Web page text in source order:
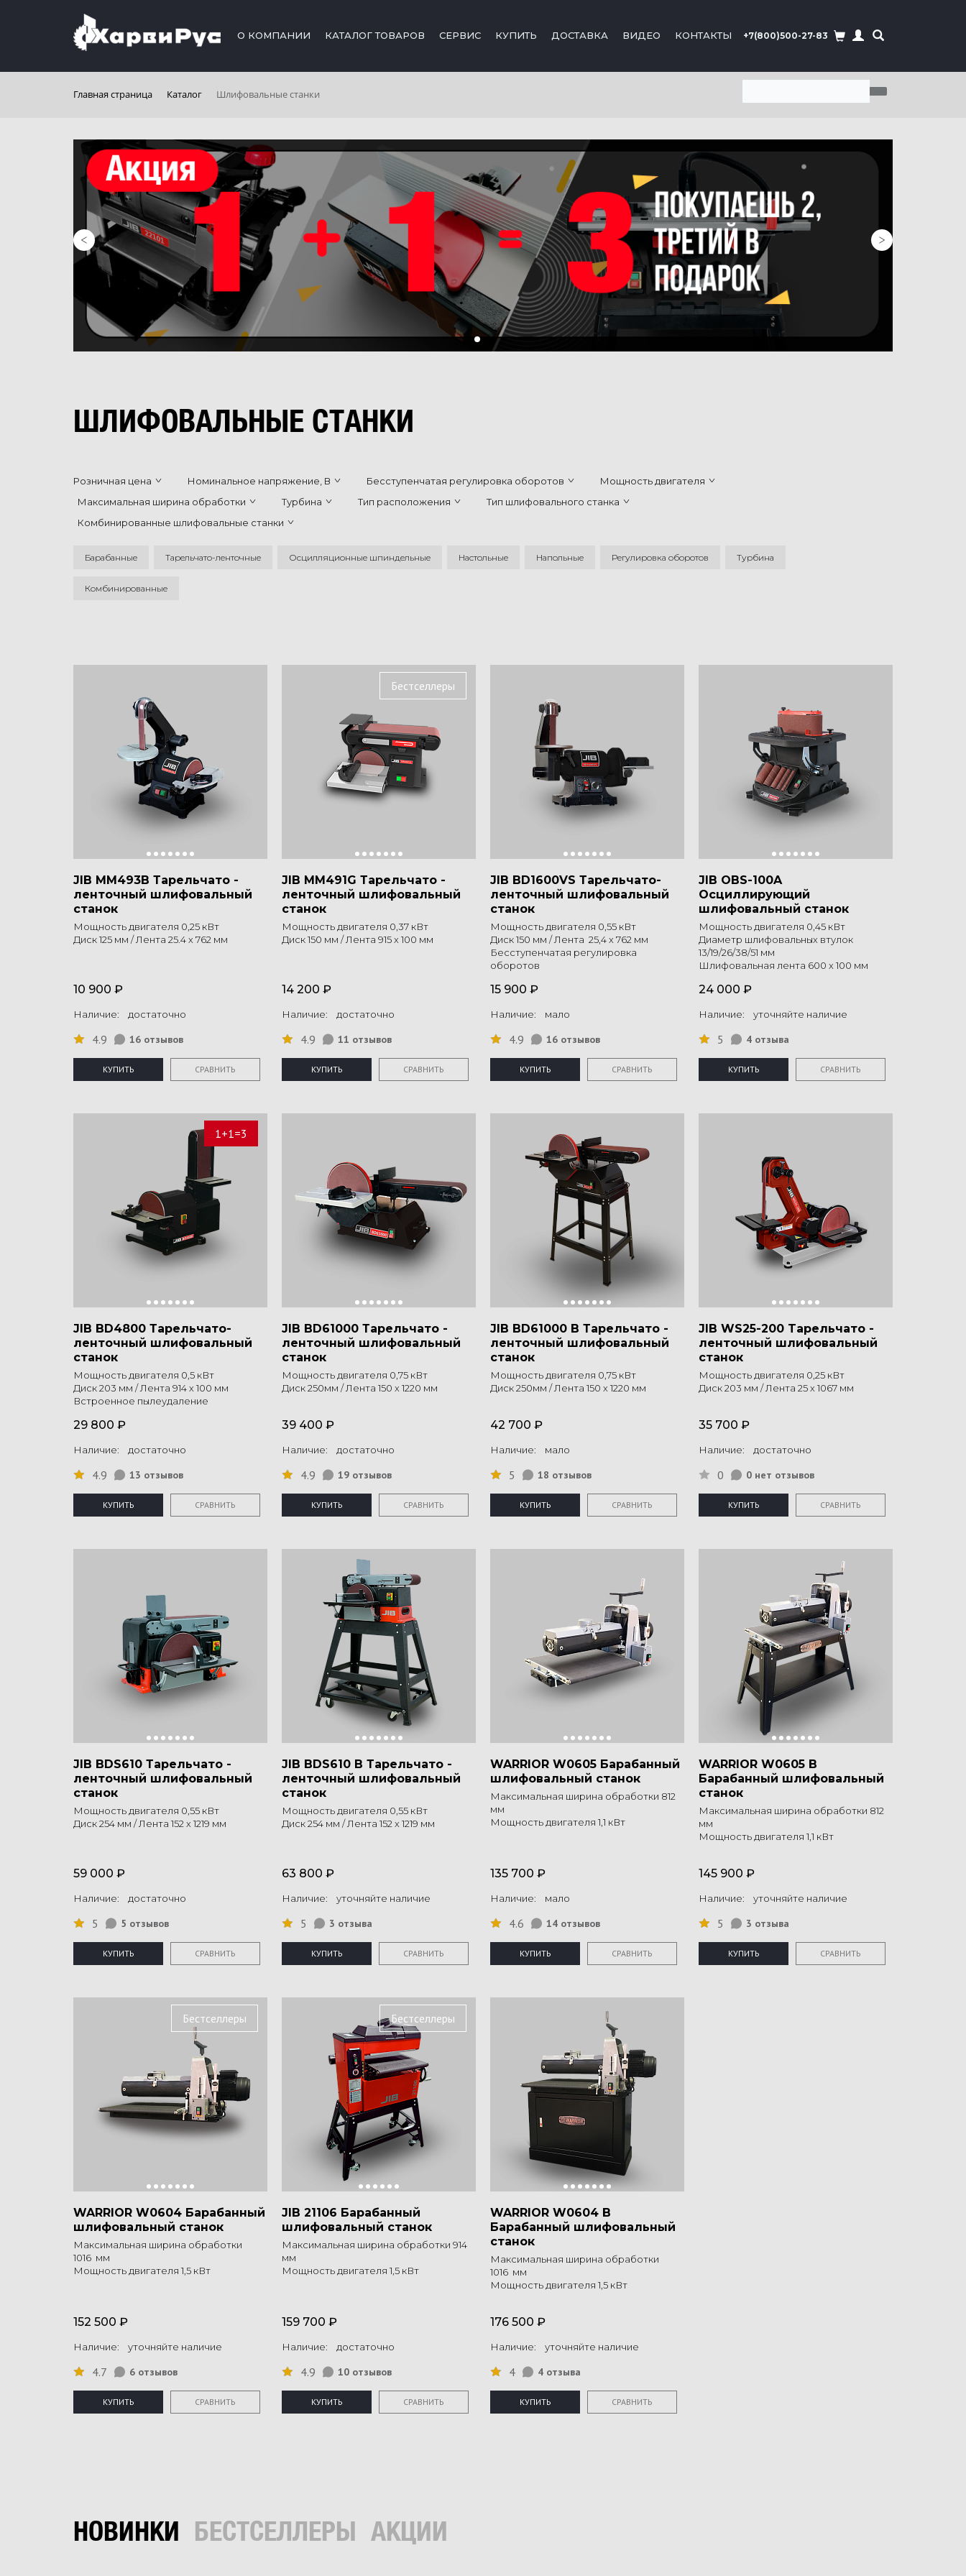
О КОМПАНИИ КАТАЛОГ ТОВАРОВ СЕРВИС КУПИТЬ ДОСТАВКА ВИДЕО КОНТАКТЫ +7(800)500-27-83
Главная страница Каталог Шлифовальные станки
ШЛИФОВАЛЬНЫЕ СТАНКИ
Розничная цена Номинальное напряжение, В Бесступенчатая регулировка оборотов
Мощность двигателя
Максимальная ширина обработки
Турбина Тип расположения
Тип шлифовального станка
Комбинированные шлифовальные станки
Барабанные Тарельчато-ленточные Осцилляционные шпиндельные Настольные Напольные Регулировка оборотов Турбина
Комбинированные
JIB MM493B Тарельчато -
ленточный шлифовальный
станок
Мощность двигателя 0,25 кВт
Диск 125 мм / Лента 25.4 х 762 мм
10 900 ₽
Наличие: достаточно
4.9 16 отзывов
КУПИТЬ СРАВНИТЬ
Бестселлеры
JIB MM491G Тарельчато -
ленточный шлифовальный
станок
Мощность двигателя 0,37 кВт
Диск 150 мм / Лента 915 х 100 мм
14 200 ₽
Наличие: достаточно
4.9 11 отзывов
КУПИТЬ СРАВНИТЬ
JIB BD1600VS Тарельчато-
ленточный шлифовальный
станок
Мощность двигателя 0,55 кВт
Диск 150 мм / Лента 25,4 х 762 мм
Бесступенчатая регулировка
оборотов
15 900 ₽
Наличие: мало
4.9 16 отзывов
КУПИТЬ СРАВНИТЬ
JIB OBS-100A
Осциллирующий
шлифовальный станок
Мощность двигателя 0,45 кВт
Диаметр шлифовальных втулок
13/19/26/38/51 мм
Шлифовальная лента 600 х 100 мм
24 000 ₽
Наличие: уточняйте наличие
5 4 отзыва
КУПИТЬ СРАВНИТЬ
1+1=3
JIB BD4800 Тарельчато-
ленточный шлифовальный
станок
Мощность двигателя 0,5 кВт
Диск 203 мм / Лента 914 х 100 мм
Встроенное пылеудаление
29 800 ₽
Наличие: достаточно
4.9 13 отзывов
КУПИТЬ СРАВНИТЬ
JIB BD61000 Тарельчато -
ленточный шлифовальный
станок
Мощность двигателя 0,75 кВт
Диск 250мм / Лента 150 х 1220 мм
39 400 ₽
Наличие: достаточно
4.9 19 отзывов
КУПИТЬ СРАВНИТЬ
JIB BD61000 B Тарельчато -
ленточный шлифовальный
станок
Мощность двигателя 0,75 кВт
Диск 250мм / Лента 150 х 1220 мм
42 700 ₽
Наличие: мало
5 18 отзывов
КУПИТЬ СРАВНИТЬ
JIB WS25-200 Tарельчато -
ленточный шлифовальный
станок
Мощность двигателя 0,25 кВт
Диск 203 мм / Лента 25 х 1067 мм
35 700 ₽
Наличие: достаточно
0 0 нет отзывов
КУПИТЬ СРАВНИТЬ
JIB BDS610 Тарельчато -
ленточный шлифовальный
станок
Мощность двигателя 0,55 кВт
Диск 254 мм / Лента 152 х 1219 мм
59 000 ₽
Наличие: достаточно
5 5 отзывов
КУПИТЬ СРАВНИТЬ
JIB BDS610 В Тарельчато -
ленточный шлифовальный
станок
Мощность двигателя 0,55 кВт
Диск 254 мм / Лента 152 х 1219 мм
63 800 ₽
Наличие: уточняйте наличие
5 3 отзыва
КУПИТЬ СРАВНИТЬ
WARRIOR W0605 Барабанный
шлифовальный станок
Максимальная ширина обработки 812
мм
Мощность двигателя 1,1 кВт
135 700 ₽
Наличие: мало
4.6 14 отзывов
КУПИТЬ СРАВНИТЬ
WARRIOR W0605 B
Барабанный шлифовальный
станок
Максимальная ширина обработки 812
мм
Мощность двигателя 1,1 кВт
145 900 ₽
Наличие: уточняйте наличие
5 3 отзыва
КУПИТЬ СРАВНИТЬ
Бестселлеры
WARRIOR W0604 Барабанный
шлифовальный станок
Максимальная ширина обработки
1016 мм
Мощность двигателя 1,5 кВт
152 500 ₽
Наличие: уточняйте наличие
4.7 6 отзывов
КУПИТЬ СРАВНИТЬ
Бестселлеры
JIB 21106 Барабанный
шлифовальный станок
Максимальная ширина обработки 914
мм
Мощность двигателя 1,5 кВт
159 700 ₽
Наличие: достаточно
4.9 10 отзывов
КУПИТЬ СРАВНИТЬ
WARRIOR W0604 B
Барабанный шлифовальный
станок
Максимальная ширина обработки
1016 мм
Мощность двигателя 1,5 кВт
176 500 ₽
Наличие: уточняйте наличие
4 4 отзыва
КУПИТЬ СРАВНИТЬ
НОВИНКИ БЕСТСЕЛЛЕРЫ АКЦИИ